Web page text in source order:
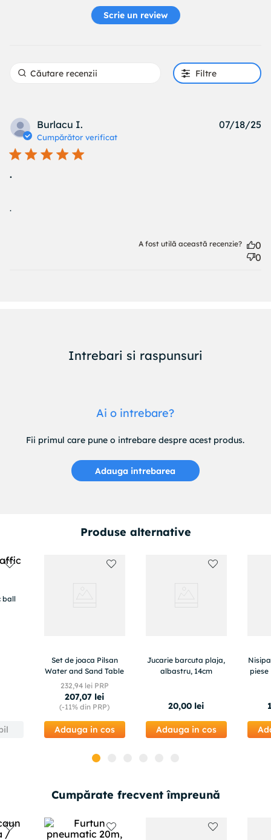
Scrie un review
Filtre
Burlacu I.
Cumpărător verificat
.
.read more about review content
07/18/25
A fost utilă această recenzie?
0
0
Intrebari si raspunsuri
Ai o intrebare?
Fii primul care pune o intrebare despre acest produs.
Adauga intrebarea
Produse alternative
ball
Set de joaca Pilsan
Water and Sand Table
232,94lei PRP
207,07 lei
(-11% din PRP)
Adauga in cos
Jucarie barcuta plaja,
albastru, 14cm
20,00 lei
Adauga in cos
piese
Cumpărate frecvent împreună